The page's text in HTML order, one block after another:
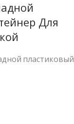
Для
пластиковый